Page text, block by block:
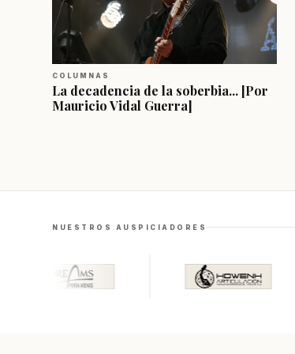
COLUMNAS
La decadencia de la soberbia... [Por
Mauricio Vidal Guerra]
NUESTROS AUSPICIADORES